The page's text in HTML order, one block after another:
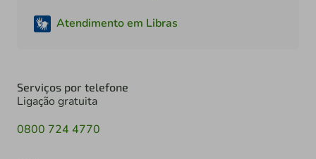
Atendimento em Libras
Serviços por telefone
Ligação gratuita
0800 724 4770